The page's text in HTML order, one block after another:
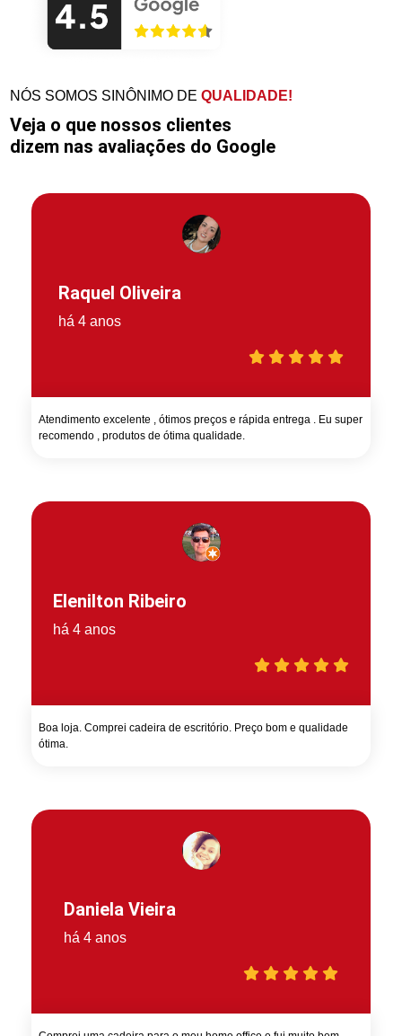
NÓS SOMOS SINÔNIMO DEQUALIDADE!
Veja o que nossos clientes
dizem nas avaliações do Google
Raquel Oliveira
há 4 anos
Atendimento excelente , ótimos preços e rápida entrega . Eu super
recomendo , produtos de ótima qualidade.
Elenilton Ribeiro
há 4 anos
Boa loja. Comprei cadeira de escritório. Preço bom e qualidade
ótima.
Daniela Vieira
há 4 anos